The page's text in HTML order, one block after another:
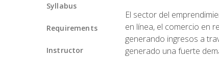
Syllabus
Requirements
Instructor
El sector del
en línea, el comercio en
generando ingresos a
generado una fuerte